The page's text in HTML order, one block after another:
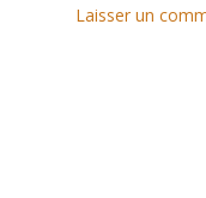
Laisser un